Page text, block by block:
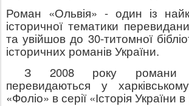
Роман «Ольвія» - один із
історичної тематики
та увійшов до 30-титомної
історичних романів України.
З 2008 року романи
перевидаються у
«Фоліо» в серії «Історія України